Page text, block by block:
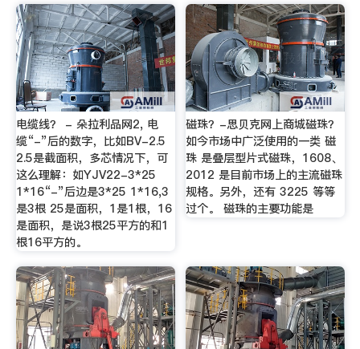
电缆线？ - 朵拉利品网2, 电
缆“-”后的数字，比如BV-2.5
2.5是截面积，多芯情况下，可
这么理解：如YJV22-3*25
1*16“-”后边是3*25 1*16,3
是3根 25是面积，1是1根，16
是面积，是说3根25平方的和1
根16平方的。
磁珠？-思贝克网上商城磁珠？
如今市场中广泛使用的一类 磁
珠 是叠层型片式磁珠，1608、
2012 是目前市场上的主流磁珠
规格。另外，还有 3225 等等
过个。 磁珠的主要功能是